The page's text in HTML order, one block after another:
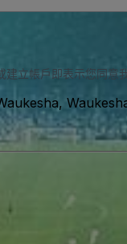
建立帳戶即表示您同意